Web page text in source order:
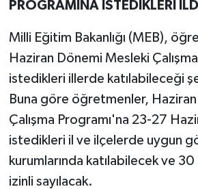
PROGRAMINA İSTEDİKLERİ
Milli Eğitim Bakanlığı (MEB),
Haziran Dönemi Mesleki
istedikleri illerde katılabileceği
Buna göre öğretmenler,
Çalışma Programı'na 23-27
istedikleri il ve ilçelerde uygun
kurumlarında katılabilecek ve
izinli sayılacak.